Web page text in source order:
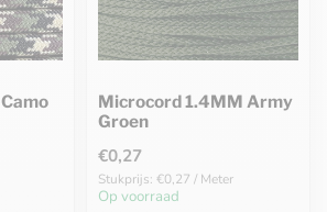
Microcord 1.4MM Army
Groen
€0,27
Stukprijs: €0,27 / Meter
Op voorraad